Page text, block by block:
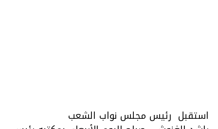
استقبل رئيس مجلس نواب الشعب